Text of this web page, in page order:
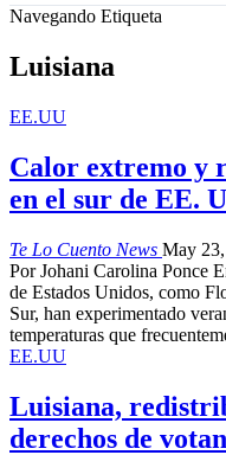
Navegando Etiqueta
Luisiana
EE.UU
Calor extremo y
en el sur de EE.
Te Lo Cuento News May
Por Johani Carolina Ponce
de Estados Unidos, como
Sur, han experimentado
temperaturas que
EE.UU
Luisiana,
derechos de